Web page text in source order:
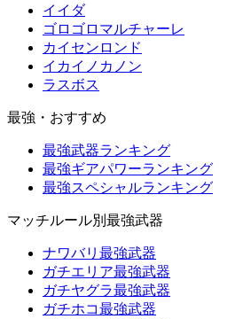
イイダ
ゴロゴロマルチャーレ
カイセンロンド
イカイノカノン
ラスボス
最強・おすすめ
最強武器ランキング
最強ギアパワーランキング
最強スペシャルランキング
マッチルール別最強武器
ナワバリ最強武器
ガチエリア最強武器
ガチヤグラ最強武器
ガチホコ最強武器